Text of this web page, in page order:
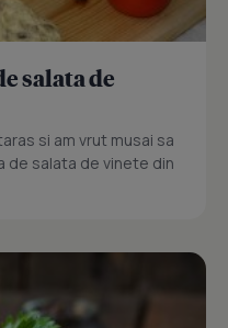
salata de
si am vrut musai sa
de salata de vinete din